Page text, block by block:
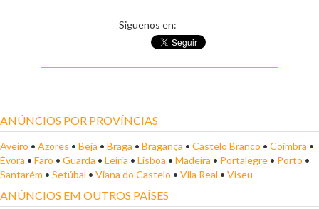
Siguenos en:
ANÚNCIOS POR PROVÍNCIAS
Aveiro • Azores • Beja • Braga • Bragança • Castelo Branco • Coimbra •
Évora • Faro • Guarda • Leiria • Lisboa • Madeira • Portalegre • Porto •
Santarém • Setúbal • Viana do Castelo • Vila Real • Viseu
ANÚNCIOS EM OUTROS PAÍSES